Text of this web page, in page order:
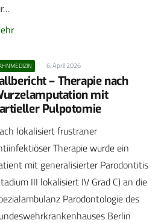
6. April 2026
– Therapie nach
mit
Pulpotomie
lokalisiert frustraner
Therapie wurde ein
mit generalisierter Parodontitis
III lokalisiert IV Grad C) an die
Parodontologie des
Berlin